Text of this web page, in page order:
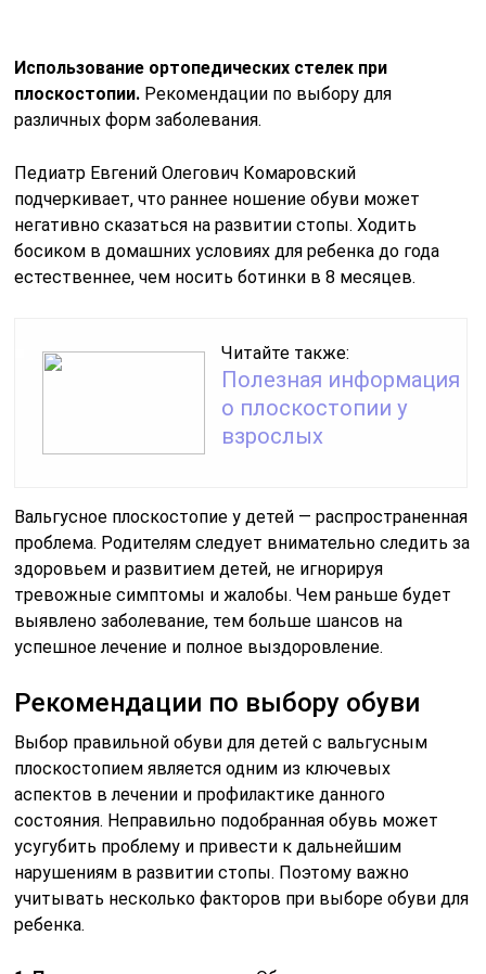
Использование ортопедических стелек при
плоскостопии. Рекомендации по выбору для
различных форм заболевания.
Педиатр Евгений Олегович Комаровский
подчеркивает, что раннее ношение обуви может
негативно сказаться на развитии стопы. Ходить
босиком в домашних условиях для ребенка до года
естественнее, чем носить ботинки в 8 месяцев.
Читайте также:
Полезная информация
о плоскостопии у
взрослых
Вальгусное плоскостопие у детей — распространенная
проблема. Родителям следует внимательно следить за
здоровьем и развитием детей, не игнорируя
тревожные симптомы и жалобы. Чем раньше будет
выявлено заболевание, тем больше шансов на
успешное лечение и полное выздоровление.
Рекомендации по выбору обуви
Выбор правильной обуви для детей с вальгусным
плоскостопием является одним из ключевых
аспектов в лечении и профилактике данного
состояния. Неправильно подобранная обувь может
усугубить проблему и привести к дальнейшим
нарушениям в развитии стопы. Поэтому важно
учитывать несколько факторов при выборе обуви для
ребенка.